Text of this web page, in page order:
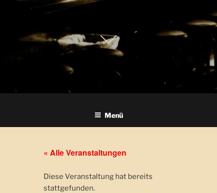
Menü
« Alle Veranstaltungen
Diese Veranstaltung hat bereits
stattgefunden.